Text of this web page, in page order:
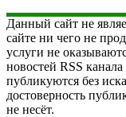
Данный сайт не
сайте ни чего не
услуги не
новостей RSS
публикуются без
достоверность
не несёт.